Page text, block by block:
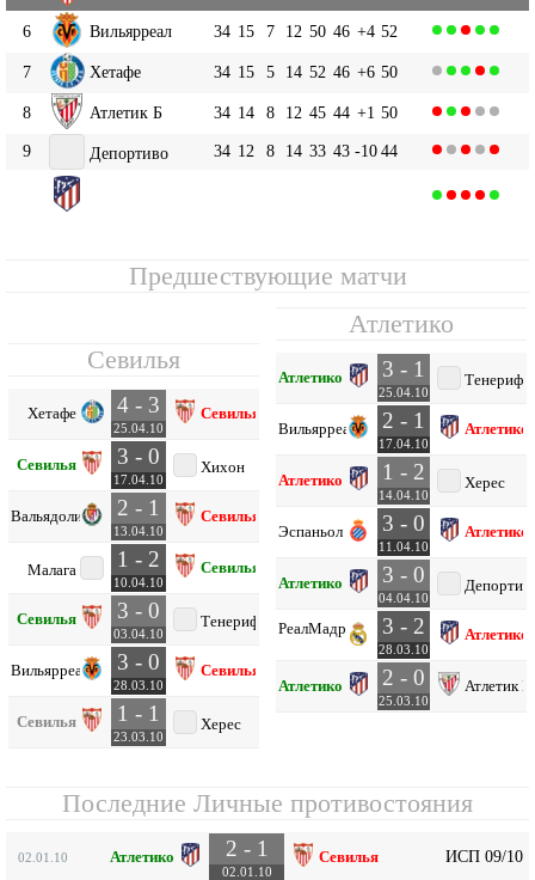
6 Вильярреал 34 15 7 12 50 46 +4 52
7 Хетафе 34 15 5 14 52 46 +6 50
8 Атлетик Б 34 14 8 12 45 44 +1 50
9
Депортиво 34 12 8 14 33 43 -10 44
Предшествующие матчи
Севилья
Хетафе 4 - 3
25.04.10
Севилья
Севилья 3 - 0
17.04.10
Хихон
Вальядолид 2 - 1
13.04.10
Севилья
Малага 1 - 2
10.04.10
Севилья
Севилья 3 - 0
03.04.10
Тенерифе
Вильярреал 3 - 0
28.03.10
Севилья
Севилья 1 - 1
23.03.10
Херес
Атлетико
Атлетико 3 - 1
25.04.10
Тенерифе
Вильярреал 2 - 1
17.04.10
Атлетико
Атлетико 1 - 2
14.04.10
Херес
Эспаньол 3 - 0
11.04.10
Атлетико
Атлетико 3 - 0
04.04.10
РеалМадрид 3 - 2
28.03.10
Атлетико
Атлетико 2 - 0
25.03.10
Атлетик Б
Последние Личные противостояния
02.01.10 Атлетико 2 - 1
02.01.10
Севилья ИСП 09/10